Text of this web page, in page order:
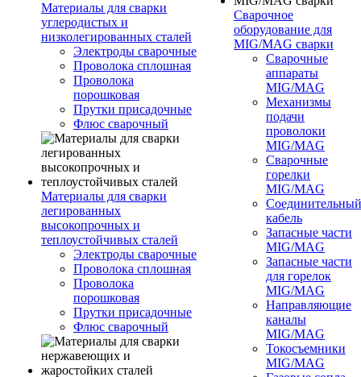
Материалы для сварки
углеродистых и
низколегированных сталей
Электроды сварочные
Проволока сплошная
Проволока
порошковая
Прутки присадочные
Флюс сварочный
Материалы для сварки
легированных
высокопрочных и
теплоустойчивых сталей
Электроды сварочные
Проволока сплошная
Проволока
порошковая
Прутки присадочные
Флюс сварочный
Сварочное
оборудование для
MIG/MAG сварки
Сварочные
аппараты
MIG/MAG
Механизмы
подачи
проволоки
MIG/MAG
Сварочные
горелки
MIG/MAG
Соединительный
кабель
Запасные части
MIG/MAG
Запасные части
для горелок
MIG/MAG
Направляющие
каналы
MIG/MAG
Токосъемники
MIG/MAG